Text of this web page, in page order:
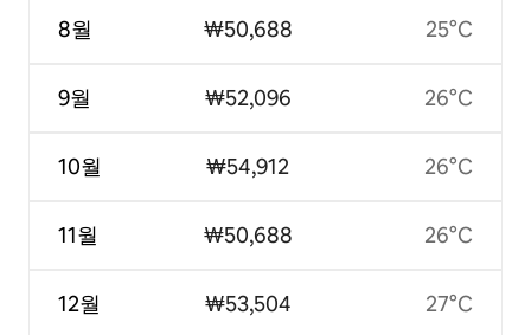
8월
9월
10월
11월
12월
₩50,688
₩52,096
₩54,912
₩50,688
₩53,504
25°C
26°C
26°C
26°C
27°C